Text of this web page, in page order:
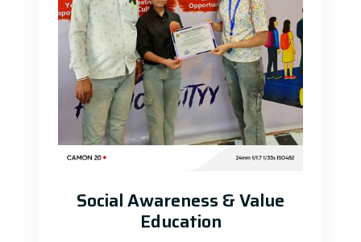
Social Awareness & Value
Education